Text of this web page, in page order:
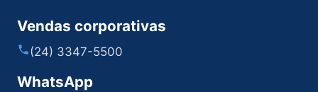
Vendas corporativas
(24) 3347-5500
WhatsApp